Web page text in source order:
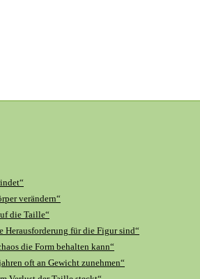
verändern“
die Taille“
Herausforderung für die Figur sind“
die Form behalten kann“
oft an Gewicht zunehmen“